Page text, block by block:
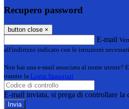
Recupero password
button close ×
E-mail
all'indirizzo indicato con le istruzioni
Non hai una e-mail associata al nome utente?
tramite la Login Spaggiari
E-mail inviata, si prega di controllare la